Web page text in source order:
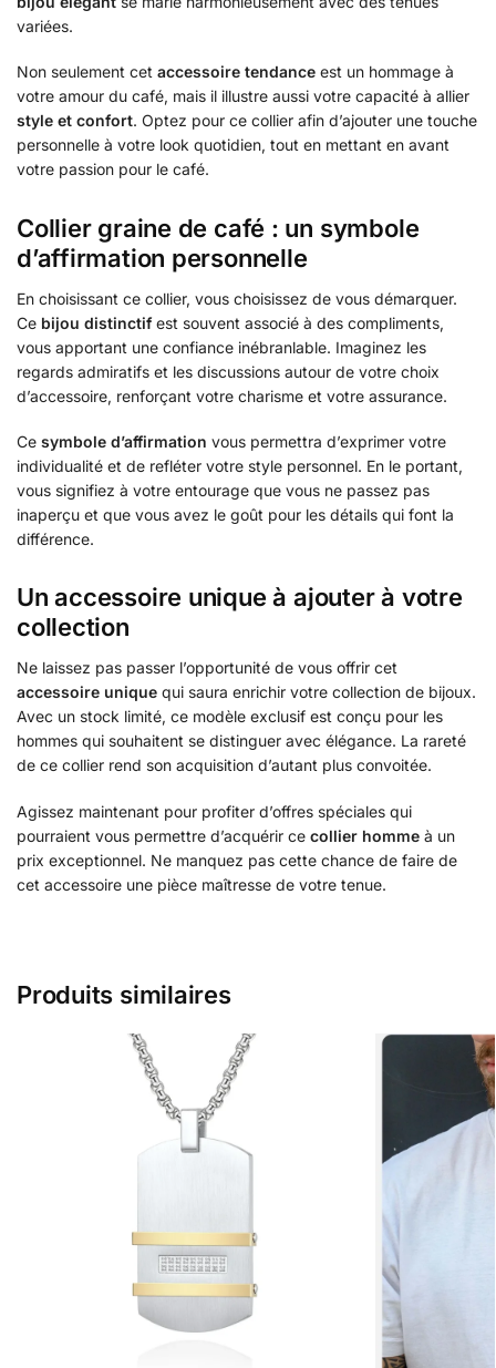
variées.
Non seulement cet accessoire tendance est un hommage à
votre amour du café, mais il illustre aussi votre capacité à allier
style et confort. Optez pour ce collier afin d’ajouter une touche
personnelle à votre look quotidien, tout en mettant en avant
votre passion pour le café.
Collier graine de café : un symbole
d’affirmation personnelle
En choisissant ce collier, vous choisissez de vous démarquer.
Ce bijou distinctifest souvent associé à des compliments,
vous apportant une confiance inébranlable. Imaginez les
regards admiratifs et les discussions autour de votre choix
d’accessoire, renforçant votre charisme et votre assurance.
Ce symbole d’affirmation vous permettra d’exprimer votre
individualité et de refléter votre style personnel. En le portant,
vous signifiez à votre entourage que vous ne passez pas
inaperçu et que vous avez le goût pour les détails qui font la
différence.
Un accessoire unique à ajouter à votre
collection
Ne laissez pas passer l’opportunité de vous offrir cet
accessoire unique qui saura enrichir votre collection de bijoux.
Avec un stock limité, ce modèle exclusif est conçu pour les
hommes qui souhaitent se distinguer avec élégance. La rareté
de ce collier rend son acquisition d’autant plus convoitée.
Agissez maintenant pour profiter d’offres spéciales qui
pourraient vous permettre d’acquérir ce collier homme à un
prix exceptionnel. Ne manquez pas cette chance de faire de
cet accessoire une pièce maîtresse de votre tenue.
Produits similaires